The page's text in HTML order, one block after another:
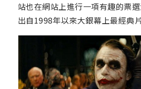
站也在網站上進行一項有趣的票
出自1998年以來大銀幕上最經典